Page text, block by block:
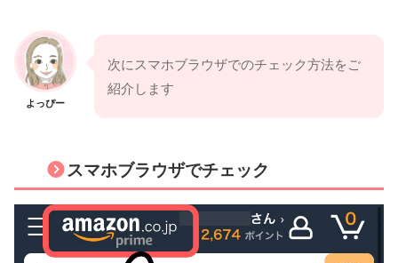
よっぴー
次にスマホブラウザでのチェック方法をご
紹介します
スマホブラウザでチェック